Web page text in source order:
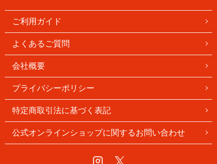
ご利用ガイド
よくあるご質問
会社概要
プライバシーポリシー
特定商取引法に基づく表記
公式オンラインショップに関するお問い合わせ
Instagram